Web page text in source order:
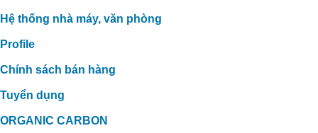
Hệ thống nhà máy, văn phòng
Profile
Chính sách bán hàng
Tuyển dụng
ORGANIC CARBON